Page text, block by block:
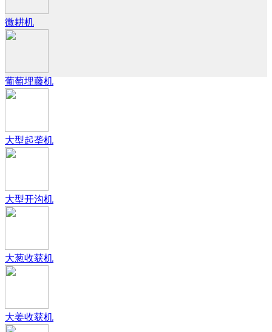
微耕机
葡萄埋藤机
大型起垄机
大型开沟机
大葱收获机
大姜收获机